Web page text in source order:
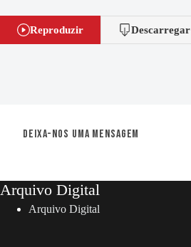
Reproduzir Descarregar
Deixa-nos uma mensagem
Arquivo Digital
Arquivo Digital